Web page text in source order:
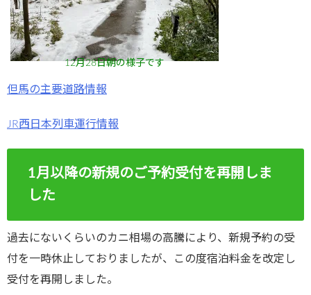
12月28日朝の様子です
但馬の主要道路情報
JR西日本列車運行情報
1月以降の新規のご予約受付を再開しま
した
過去にないくらいのカニ相場の高騰により、新規予約の受
付を一時休止しておりましたが、この度宿泊料金を改定し
受付を再開しました。